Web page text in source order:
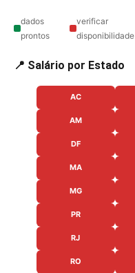
dados
prontos
verificar
disponibilidade
📍 Salário por Estado
AC
AM
DF
MA
MG
PR
RJ
RO